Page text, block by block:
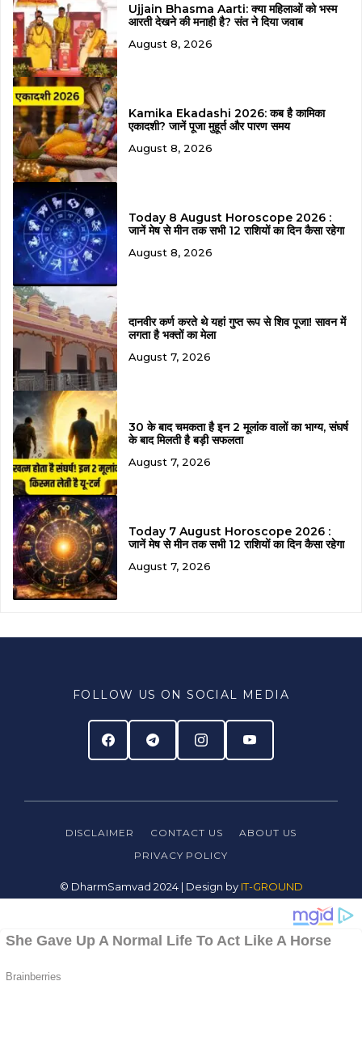
Ujjain Bhasma Aarti: क्या महिलाओं को भस्म
आरती देखने की मनाही है? संत ने दिया जवाब
August 8, 2026
Kamika Ekadashi 2026: कब है कामिका
एकादशी? जानें पूजा मुहूर्त और पारण समय
August 8, 2026
Today 8 August Horoscope 2026 :
जानें मेष से मीन तक सभी 12 राशियों का दिन कैसा रहेगा
August 8, 2026
दानवीर कर्ण करते थे यहां गुप्त रूप से शिव पूजा! सावन में
लगता है भक्तों का मेला
August 7, 2026
30 के बाद चमकता है इन 2 मूलांक वालों का भाग्य, संघर्ष
के बाद मिलती है बड़ी सफलता
August 7, 2026
Today 7 August Horoscope 2026 :
जानें मेष से मीन तक सभी 12 राशियों का दिन कैसा रहेगा
August 7, 2026
FOLLOW US ON SOCIAL MEDIA
DISCLAIMER CONTACT US
ABOUT US
PRIVACY POLICY
© DharmSamvad 2024 | Design byIT-GROUND